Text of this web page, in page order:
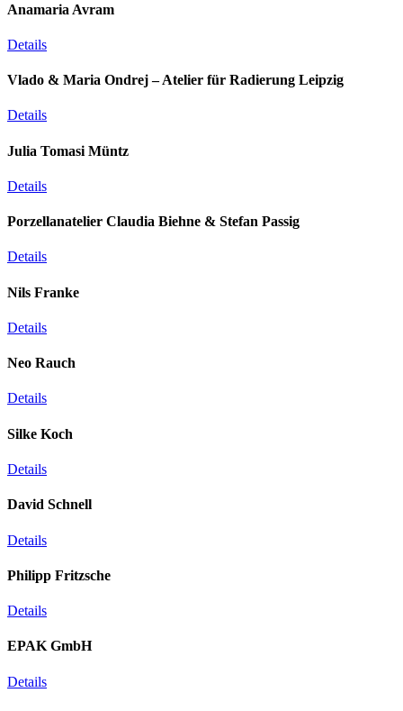
Anamaria Avram
Details
Vlado & Maria Ondrej – Atelier für Radierung Leipzig
Details
Julia Tomasi Müntz
Details
Porzellanatelier Claudia Biehne & Stefan Passig
Details
Nils Franke
Details
Neo Rauch
Details
Silke Koch
Details
David Schnell
Details
Philipp Fritzsche
Details
EPAK GmbH
Details